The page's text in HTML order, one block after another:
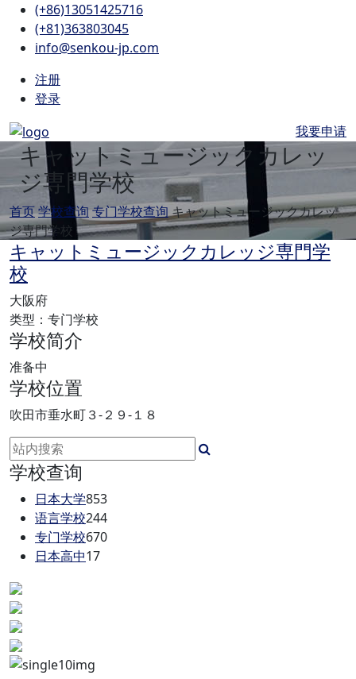
(+86)13051425716
(+81)363803045
info@senkou-jp.com
注册
登录
我要申请
キャットミュージックカレッ
ジ専門学校
首页学校查询专门学校查询 キャットミュージックカレッ
ジ専門学校
キャットミュージックカレッジ専門学
校
大阪府
类型：专门学校
学校简介
准备中
学校位置
吹田市垂水町３‐２９‐１８
学校查询
日本大学853
语言学校244
专门学校670
日本高中17